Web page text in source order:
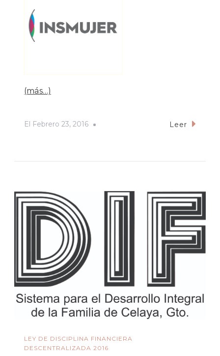
(más…)
El Febrero 23, 2016 Leer
LEY DE DISCIPLINA FINANCIERA
DESCENTRALIZADA 2016